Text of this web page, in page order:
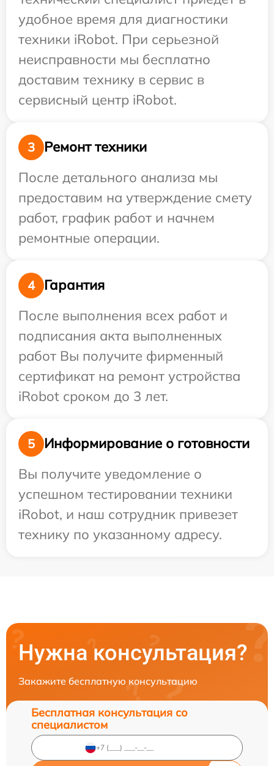
удобное время для диагностики
техники iRobot. При серьезной
неисправности мы бесплатно
доставим технику в сервис в
сервисный центр iRobot.
3
Ремонт техники
После детального анализа мы
предоставим на утверждение смету
работ, график работ и начнем
ремонтные операции.
4
Гарантия
После выполнения всех работ и
подписания акта выполненных
работ Вы получите фирменный
сертификат на ремонт устройства
iRobot сроком до 3 лет.
5
Информирование о готовности
Вы получите уведомление о
успешном тестировании техники
iRobot, и наш сотрудник привезет
технику по указанному адресу.
Нужна консультация?
Закажите бесплатную консультацию
Бесплатная консультация со
специалистом